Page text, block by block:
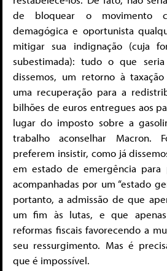
de bloquear o movimento
demagógica e oportunista
mitigar sua indignação (cuja
subestimada): tudo o que
dissemos, um retorno à
uma recuperação para a
bilhões de euros entregues aos
lugar do imposto sobre a
trabalho aconselhar Macron.
preferem insistir, como já
em estado de emergência
acompanhadas por um “estado
portanto, a admissão de que
um fim às lutas, e que
reformas fiscais favorecendo a
seu ressurgimento. Mas é
que é impossível.